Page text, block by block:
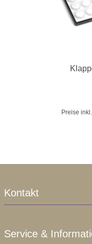
Preise
Kontakt
Service &